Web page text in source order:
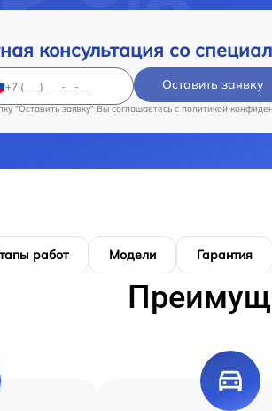
консультация со
Оставить заявку
"Оставить заявку" Вы соглашаетесь c политикой
работ Модели Гарантия